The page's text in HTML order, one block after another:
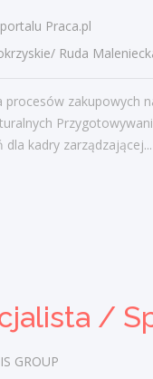
Praca.pl
Ruda
procesów zakupowych
dla kadry zarządzającej...
GROUP